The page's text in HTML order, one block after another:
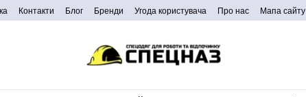
Контакти Блог Бренди Угода користувача Про нас Мапа сайту